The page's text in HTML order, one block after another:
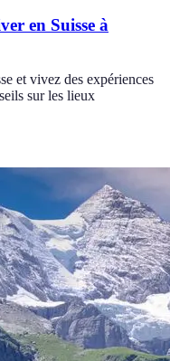
en Suisse à
et vivez des expériences
sur les lieux